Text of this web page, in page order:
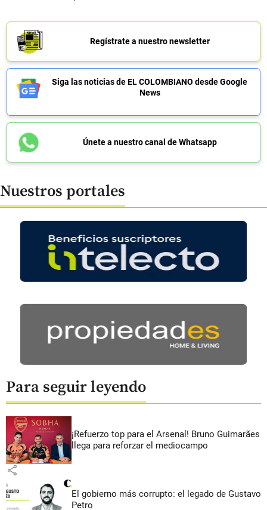
Regístrate a nuestro newsletter
Siga las noticias de EL COLOMBIANO desde Google
News
Únete a nuestro canal de Whatsapp
Nuestros portales
Para seguir leyendo
¡Refuerzo top para el Arsenal! Bruno Guimarães
llega para reforzar el mediocampo
share
El gobierno más corrupto: el legado de Gustavo
Petro